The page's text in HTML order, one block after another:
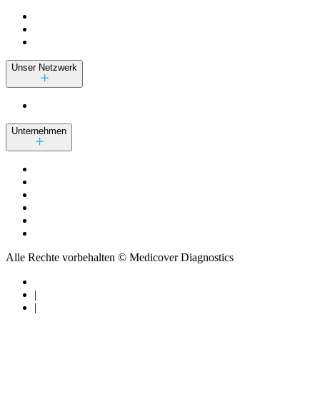
Unser Netzwerk
Unternehmen
Alle Rechte vorbehalten © Medicover Diagnostics
|
|